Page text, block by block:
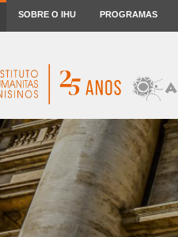
SOBRE O IHU PROGRAMAS